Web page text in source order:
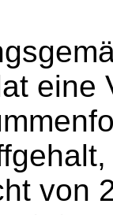
eine
von